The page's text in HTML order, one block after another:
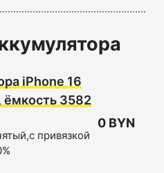
iPhone 16
ёмкость 3582
привязкой
0 BYN